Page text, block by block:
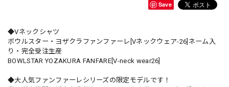
Save
◆Vネックシャツ
ボウルスター・ヨザクラファンファーレ[Vネックウェア-26]ネーム入
り・完全受注生産
BOWLSTAR YOZAKURA FANFARE[V-neck wear26]
◆大人気ファンファーレシリーズの限定モデルです！